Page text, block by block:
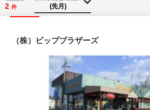
2 件
（株）ビップブラザーズ